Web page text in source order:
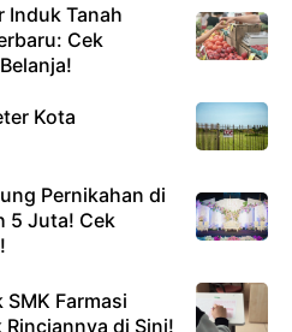
Induk Tanah
Cek
Kota
Pernikahan di
5 Juta! Cek
SMK Farmasi
Rinciannya di Sini!